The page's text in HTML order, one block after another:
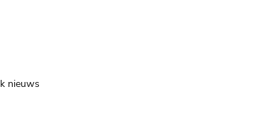
nieuws